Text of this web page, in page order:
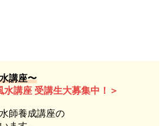
講座〜
水講座 受講生大募集中！＞
師養成講座の